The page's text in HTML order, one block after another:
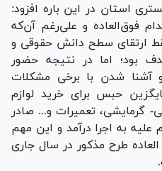
استان در این باره افزود:
فوق‌العاده و علی‌رغم آن‌که
ارتقای سطح دانش حقوقی و
بود؛ اما در نتیجه حضور
آشنا شدن با برخی مشکلات
۱۷ رای جایگزین حبس برای خرید لوازم
گرمایشی، تعمیرات و... صادر
علیه به اجرا درآمد و این مهم
طرح مذکور در سال جاری